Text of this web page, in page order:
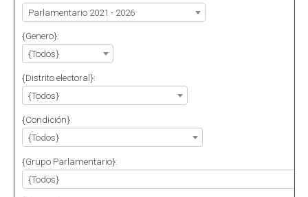
Parlamentario 2021 - 2026
{Genero}:
{Todos}
{Distrito electoral}:
{Todos}
{Condición}:
{Todos}
{Grupo Parlamentario}:
{Todos}